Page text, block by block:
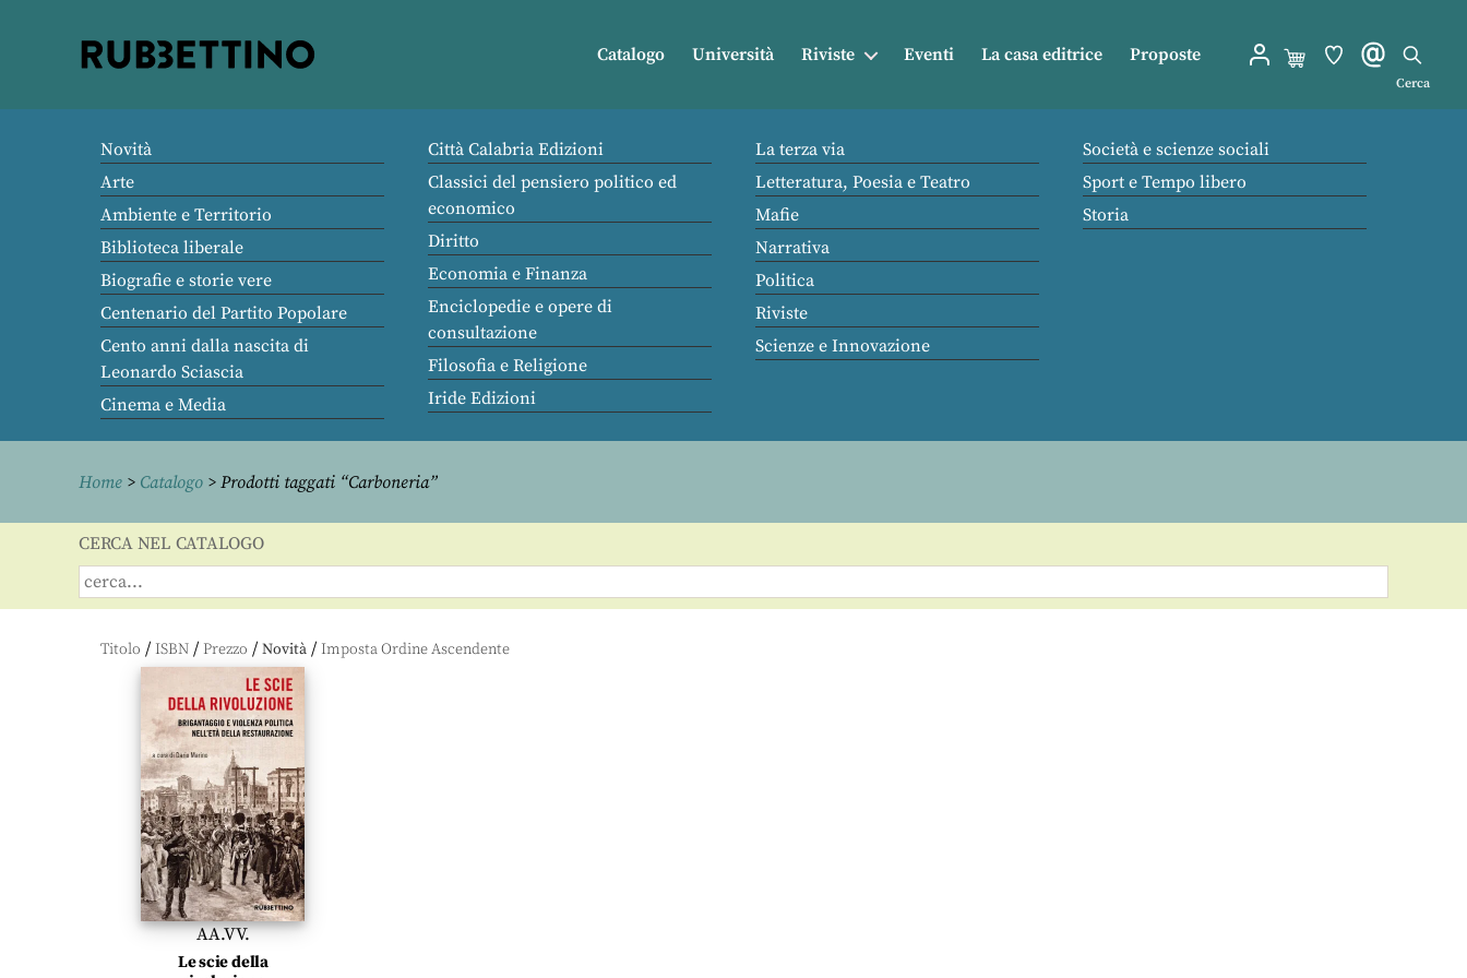
Catalogo Università Riviste Eventi La casa editrice Proposte
Cerca
Novità
Arte
Ambiente e Territorio
Biblioteca liberale
Biografie e storie vere
Centenario del Partito Popolare
Cento anni dalla nascita di
Leonardo Sciascia
Cinema e Media
Città Calabria Edizioni
Classici del pensiero politico ed
economico
Diritto
Economia e Finanza
Enciclopedie e opere di
consultazione
Filosofia e Religione
Iride Edizioni
La terza via
Letteratura, Poesia e Teatro
Mafie
Narrativa
Politica
Riviste
Scienze e Innovazione
Società e scienze sociali
Sport e Tempo libero
Storia
Home > Catalogo > Prodotti taggati “Carboneria”
CERCA NEL CATALOGO
Titolo / ISBN / Prezzo / Novità /
AA.VV.
Le scie della